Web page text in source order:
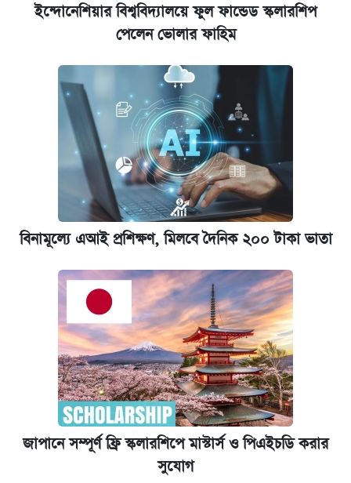
ইন্দোনেশিয়ার বিশ্ববিদ্যালয়ে ফুল ফান্ডেড স্কলারশিপ
পেলেন ভোলার ফাহিম
বিনামূল্যে এআই প্রশিক্ষণ, মিলবে দৈনিক ২০০ টাকা ভাতা
জাপানে সম্পূর্ণ ফ্রি স্কলারশিপে মাস্টার্স ও পিএইচডি করার
সুযোগ